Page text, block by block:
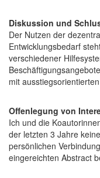
Diskussion und
Der Nutzen der
Entwicklungsbedarf
verschiedener
mit
Offenlegung von
Ich und die
der letzten 3 Jahre
persönlichen
eingereichten Abstract